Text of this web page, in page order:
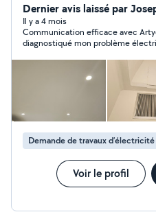
installations, réparations,
Disponible rapidement,
m'adapte à vos besoins et à votre
à me contacter pour un
personnalisés !
Dernier avis laissé par
Il y a 4 mois
Communication efficace avec
diagnostiqué mon problème
Demande de travaux d’électricité
Voir le profil